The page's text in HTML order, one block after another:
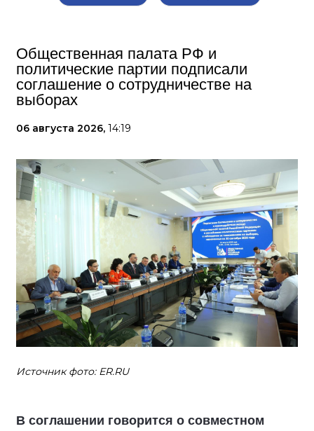
Общественная палата РФ и
политические партии подписали
соглашение о сотрудничестве на
выборах
06 августа 2026, 14:19
Источник фото: ER.RU
В соглашении говорится о совместном